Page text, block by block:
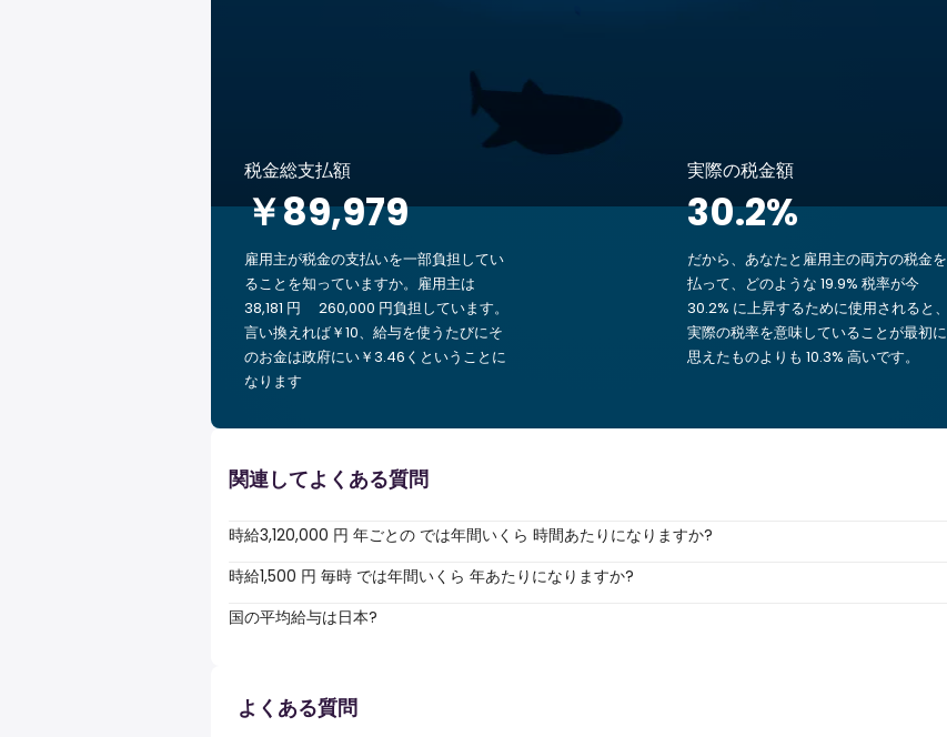
税金総支払額
￥89,979
雇用主が税金の支払いを一部負担してい
ることを知っていますか。雇用主は
38,181 円 260,000 円負担しています。
言い換えれば￥10、給与を使うたびにそ
のお金は政府にい￥3.46くということに
なります
実際の税金額
30.2%
だから、あなたと雇用主の両方の税金を
払って、どのような 19.9% 税率が今
30.2% に上昇するために使用されると、
実際の税率を意味していることが最初に
思えたものよりも 10.3% 高いです。
関連してよくある質問
時給3,120,000 円 年ごとの では年間いくら 時間あたりになりますか?
時給1,500 円 毎時 では年間いくら 年あたりになりますか?
国の平均給与は日本?
よくある質問